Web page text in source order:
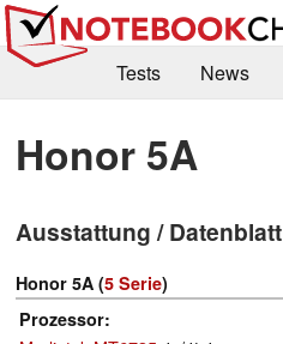
Tests News
Kaufberatung
Deals
Forum
Honor 5A
Ausstattung / Datenblatt
Honor 5A (5 Serie)
Prozessor